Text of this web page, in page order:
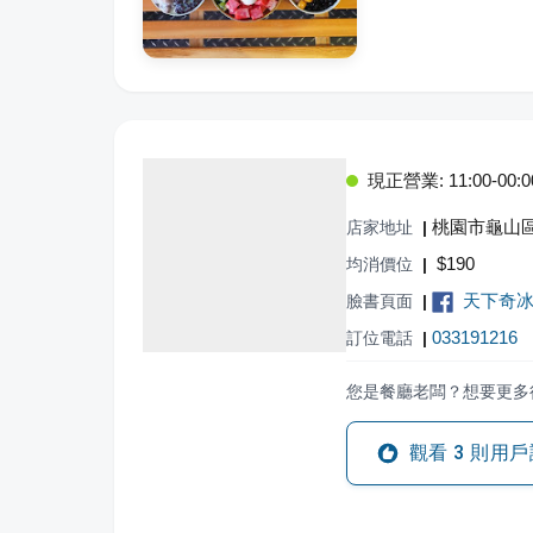
現正營業: 11:00-
店家地址 | 桃園市龜山
均消價位 | $190
臉書頁面 | 天下奇
訂位電話 | 033191216
您是餐廳老闆？想要更
觀看 3 則用